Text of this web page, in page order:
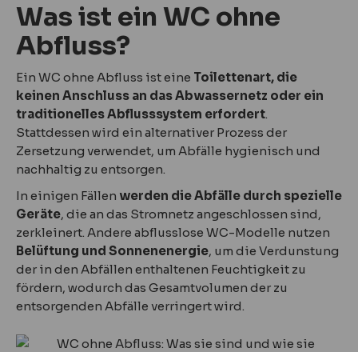
Was ist ein WC ohne
Abfluss?
Ein WC ohne Abfluss ist eine Toilettenart, die
keinen Anschluss an das Abwassernetz oder ein
traditionelles Abflusssystem erfordert.
Stattdessen wird ein alternativer Prozess der
Zersetzung verwendet, um Abfälle hygienisch und
nachhaltig zu entsorgen.
In einigen Fällen werden die Abfälle durch spezielle
Geräte, die an das Stromnetz angeschlossen sind,
zerkleinert. Andere abflusslose WC-Modelle nutzen
Belüftung und Sonnenenergie, um die Verdunstung
der in den Abfällen enthaltenen Feuchtigkeit zu
fördern, wodurch das Gesamtvolumen der zu
entsorgenden Abfälle verringert wird.